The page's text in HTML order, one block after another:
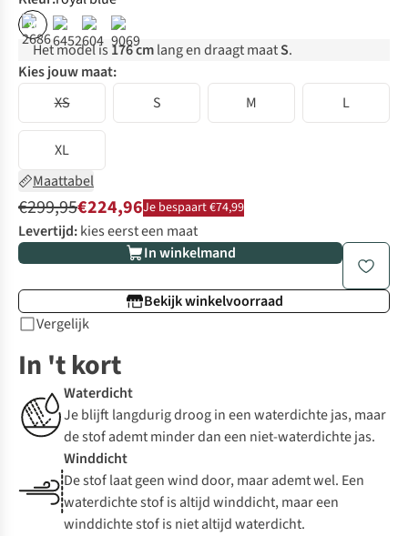
%
Het model is 176 cmlang en draagt maatS.
Kies jouw maat:
XS
S M L
XL
Maattabel
€299,95€224,96Je bespaart €74,99
Levertijd:kies eerst een maat
In winkelmand
Bekijk winkelvoorraad
Vergelijk
In 't kort
Waterdicht
Je blijft langdurig droog in een waterdichte jas, maar
de stof ademt minder dan een niet-waterdichte jas.
Winddicht
De stof laat geen wind door, maar ademt wel. Een
waterdichte stof is altijd winddicht, maar een
winddichte stof is niet altijd waterdicht.